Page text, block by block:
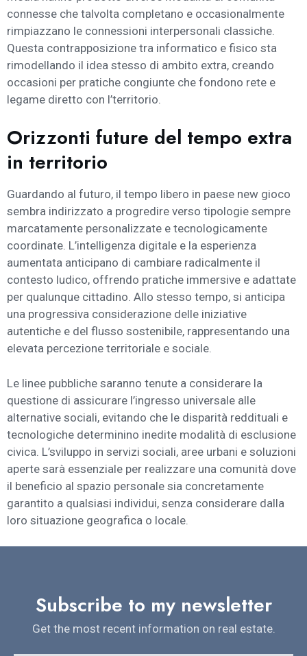
connesse che talvolta completano e occasionalmente
rimpiazzano le connessioni interpersonali classiche.
Questa contrapposizione tra informatico e fisico sta
rimodellando il idea stesso di ambito extra, creando
occasioni per pratiche congiunte che fondono rete e
legame diretto con l’territorio.
Orizzonti future del tempo extra
in territorio
Guardando al futuro, il tempo libero in paese new gioco
sembra indirizzato a progredire verso tipologie sempre
marcatamente personalizzate e tecnologicamente
coordinate. L’intelligenza digitale e la esperienza
aumentata anticipano di cambiare radicalmente il
contesto ludico, offrendo pratiche immersive e adattate
per qualunque cittadino. Allo stesso tempo, si anticipa
una progressiva considerazione delle iniziative
autentiche e del flusso sostenibile, rappresentando una
elevata percezione territoriale e sociale.
Le linee pubbliche saranno tenute a considerare la
questione di assicurare l’ingresso universale alle
alternative sociali, evitando che le disparità reddituali e
tecnologiche determinino inedite modalità di esclusione
civica. L’sviluppo in servizi sociali, aree urbani e soluzioni
aperte sarà essenziale per realizzare una comunità dove
il beneficio al spazio personale sia concretamente
garantito a qualsiasi individui, senza considerare dalla
loro situazione geografica o locale.
Subscribe to my newsletter
Get the most recent information on real estate.